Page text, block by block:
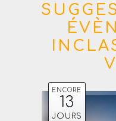
ENCORE
13
JOURS